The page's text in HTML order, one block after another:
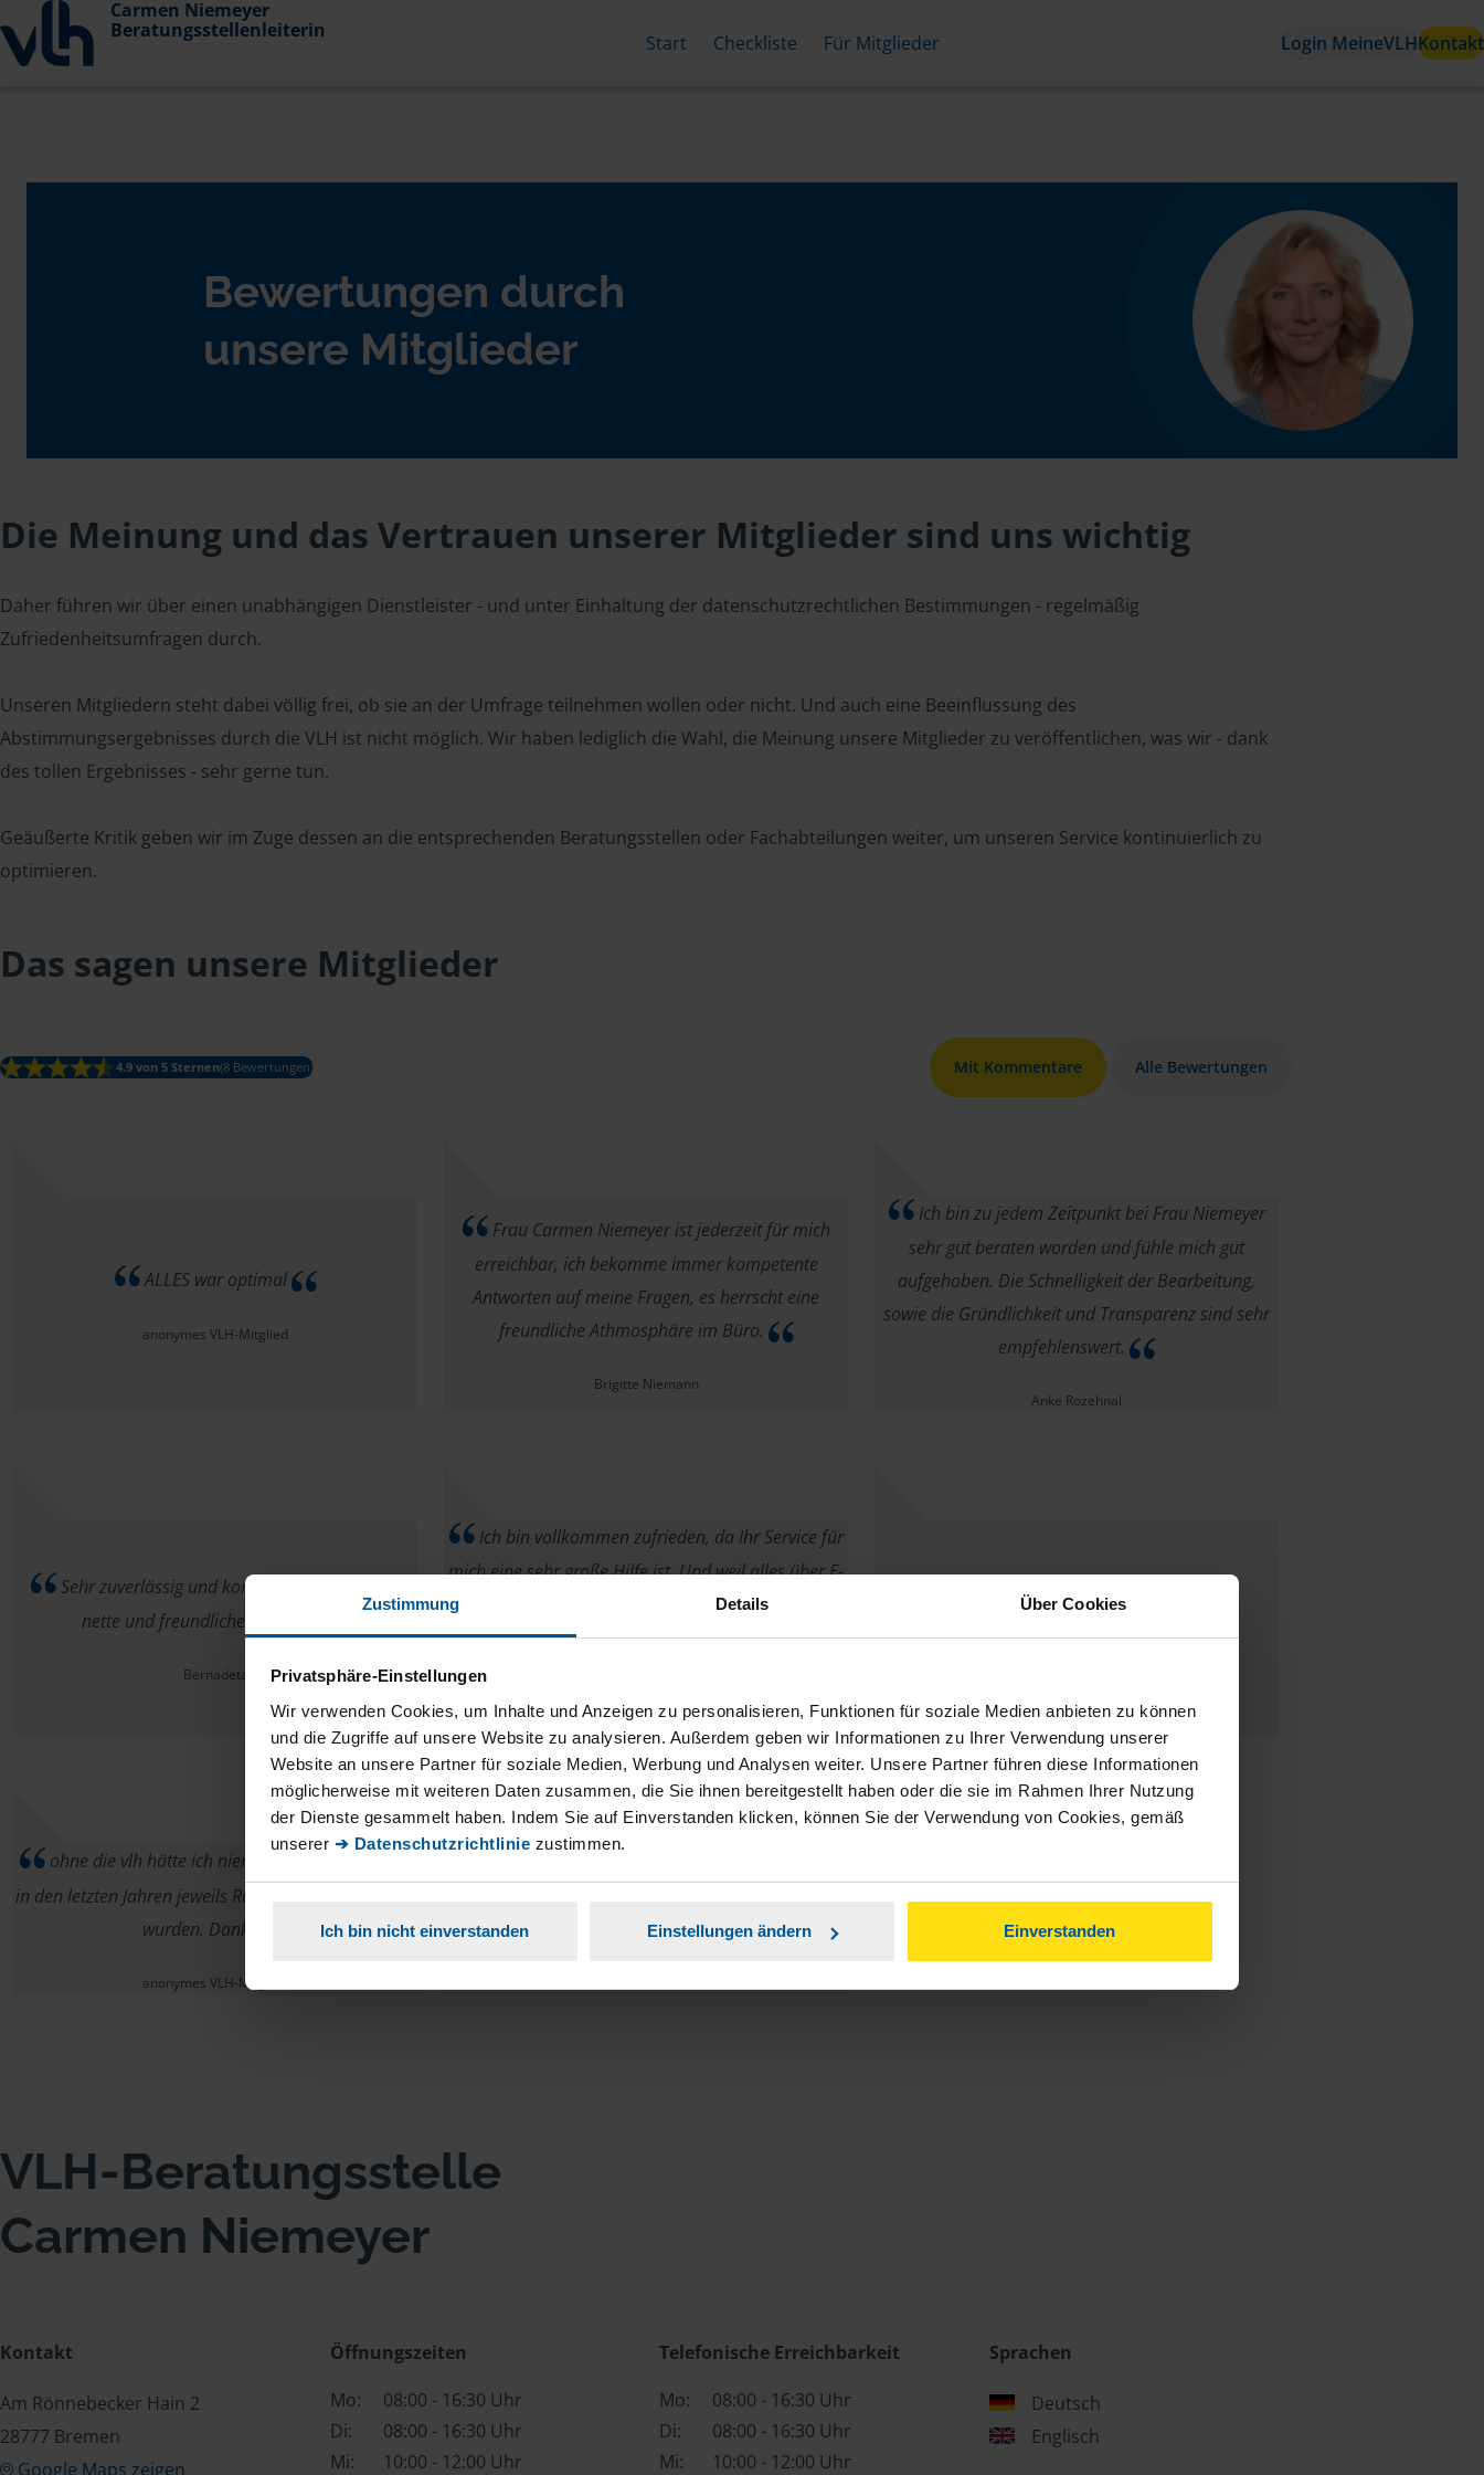
Zustimmung Details Über Cookies
Privatsphäre-Einstellungen
Wir verwenden Cookies, um Inhalte und Anzeigen zu personalisieren, Funktionen für soziale Medien anbieten zu können
und die Zugriffe auf unsere Website zu analysieren. Außerdem geben wir Informationen zu Ihrer Verwendung unserer
Website an unsere Partner für soziale Medien, Werbung und Analysen weiter. Unsere Partner führen diese Informationen
möglicherweise mit weiteren Daten zusammen, die Sie ihnen bereitgestellt haben oder die sie im Rahmen Ihrer Nutzung
der Dienste gesammelt haben. Indem Sie auf Einverstanden klicken, können Sie der Verwendung von Cookies, gemäß
unserer ➔ Datenschutzrichtlinie zustimmen.
Ich bin nicht einverstanden Einstellungen ändern Einverstanden
Carmen Niemeyer
Beratungsstellenleiterin
Start Checkliste Für Mitglieder Login MeineVLHKontakt
Bewertungen durch
unsere Mitglieder
Die Meinung und das Vertrauen unserer Mitglieder sind uns wichtig
Daher führen wir über einen unabhängigen Dienstleister - und unter Einhaltung der datenschutzrechtlichen Bestimmungen - regelmäßig
Zufriedenheitsumfragen durch.
Unseren Mitgliedern steht dabei völlig frei, ob sie an der Umfrage teilnehmen wollen oder nicht. Und auch eine Beeinflussung des
Abstimmungsergebnisses durch die VLH ist nicht möglich. Wir haben lediglich die Wahl, die Meinung unsere Mitglieder zu veröffentlichen, was wir - dank
des tollen Ergebnisses - sehr gerne tun.
Geäußerte Kritik geben wir im Zuge dessen an die entsprechenden Beratungsstellen oder Fachabteilungen weiter, um unseren Service kontinuierlich zu
optimieren.
Das sagen unsere Mitglieder
4.9 von 5 Sternen(8 Bewertungen) Mit Kommentare Alle Bewertungen
ALLES war optimal
anonymes VLH-Mitglied
Frau Carmen Niemeyer ist jederzeit für mich
erreichbar, ich bekomme immer kompetente
Antworten auf meine Fragen, es herrscht eine
freundliche Athmosphäre im Büro.
Brigitte Niemann
Ich bin zu jedem Zeitpunkt bei Frau Niemeyer
sehr gut beraten worden und fühle mich gut
aufgehoben. Die Schnelligkeit der Bearbeitung,
sowie die Gründlichkeit und Transparenz sind sehr
empfehlenswert.
Anke Rozehnal
Sehr zuverlässig und kompetent. Immer eine
nette und freundliche Beratung
Bernadeta
Ich bin vollkommen zufrieden, da Ihr Service für
mich eine sehr große Hilfe ist. Und weil alles über E-
mail funktioniert, kann ich mich um die Dinge
kümmern, wann ich Zeit habe und muss mir nicht
extra frei nehmen oder Minus-Stunden machen.
Désirée
Soweit, so gut.
ohne die vlh hätte ich niemals erreicht, daß mir
in den letzten Jahren jeweils Rückzahlungen erstattet
wurden. Danke
anonymes VLH-Mitglied
VLH-Beratungsstelle
Carmen Niemeyer
Kontakt
Am Rönnebecker Hain 2
28777 Bremen
Google Maps zeigen
Öffnungszeiten
Mo:
08:00 - 16:30 Uhr
Di:
08:00 - 16:30 Uhr
Mi:
10:00 - 12:00 Uhr
Telefonische Erreichbarkeit
Mo:
08:00 - 16:30 Uhr
Di:
08:00 - 16:30 Uhr
Mi:
10:00 - 12:00 Uhr
Sprachen
Deutsch
Englisch